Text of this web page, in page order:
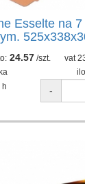
Esselte na
24.57 /szt.
vat
h
-